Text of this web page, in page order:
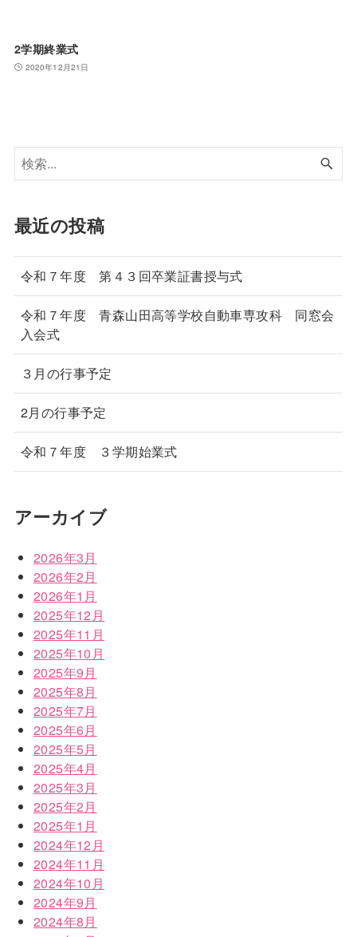
2学期終業式
2020年12月21日
最近の投稿
令和７年度 第４３回卒業証書授与式
令和７年度 青森山田高等学校自動車専攻科 同窓会
入会式
３月の行事予定
2月の行事予定
令和７年度 ３学期始業式
アーカイブ
2026年3月
2026年2月
2026年1月
2025年12月
2025年11月
2025年10月
2025年9月
2025年8月
2025年7月
2025年6月
2025年5月
2025年4月
2025年3月
2025年2月
2025年1月
2024年12月
2024年11月
2024年10月
2024年9月
2024年8月